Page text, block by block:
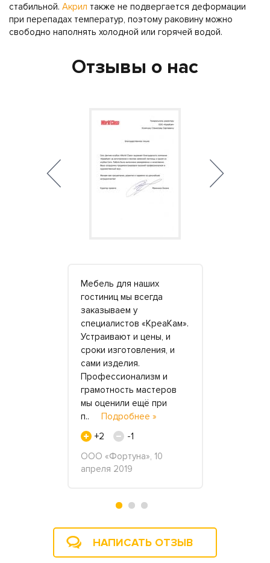
стабильной. Акрил также не подвергается деформации
при перепадах температур, поэтому раковину можно
свободно наполнять холодной или горячей водой.
Отзывы о нас
Мебель для наших
гостиниц мы всегда
заказываем у
специалистов «КреаКам».
Устраивают и цены, и
сроки изготовления, и
сами изделия.
Профессионализм и
грамотность мастеров
мы оценили ещё при
п.. Подробнее »
+2
-1
ООО «Фортуна», 10
апреля 2019
НАПИСАТЬ ОТЗЫВ